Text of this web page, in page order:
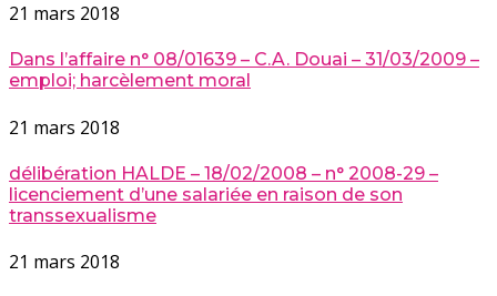
21 mars 2018
Dans l’affaire n° 08/01639 – C.A. Douai – 31/03/2009 –
emploi; harcèlement moral
21 mars 2018
délibération HALDE – 18/02/2008 – n° 2008-29 –
licenciement d’une salariée en raison de son
transsexualisme
21 mars 2018